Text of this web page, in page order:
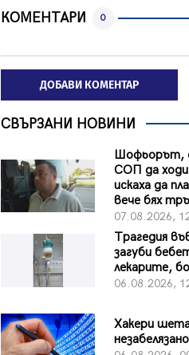
КОМЕНТАРИ 0
ДОБАВИ КОМЕНТАР
СВЪРЗАНИ НОВИНИ
Шофьорът,
СОП да
искаха да
вече бях
07.08.2026,
Трагедия
загуби
лекарите,
06.08.2026,
Хакери